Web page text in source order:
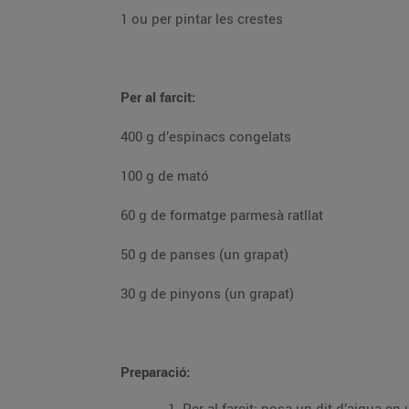
1 ou per pintar les crestes
Per al farcit:
400 g d’espinacs congelats
100 g de mató
60 g de formatge parmesà ratllat
50 g de panses (un grapat)
30 g de pinyons (un grapat)
Preparació: